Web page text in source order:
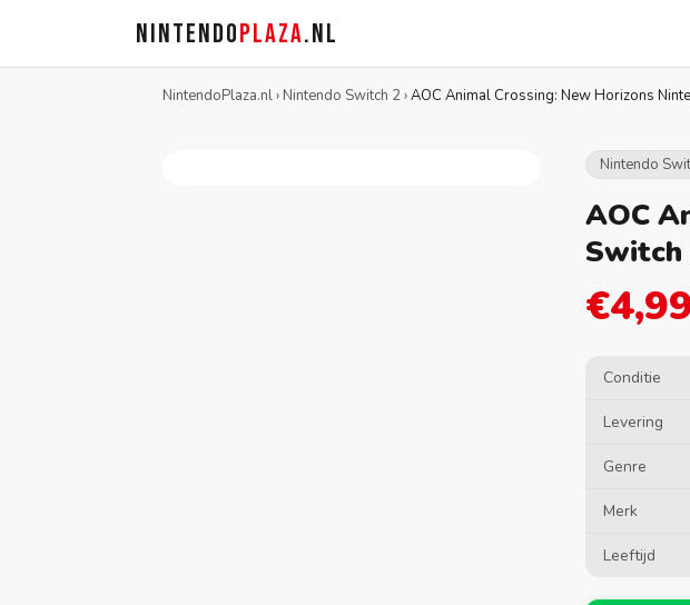
NINTENDOPLAZA.NL
NintendoPlaza.nl› Nintendo Switch 2›AOC Animal Crossing: New Horizons
Nintendo
AOC
Switch
Conditie
Levering
Genre
Merk
Leeftijd